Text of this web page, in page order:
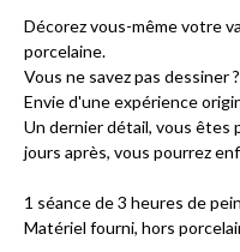
Décorez vous-même votre
porcelaine.
Vous ne savez pas dessiner
Envie d'une expérience
Un dernier détail, vous êtes
jours après, vous pourrez
1 séance de 3 heures de
Matériel fourni, hors